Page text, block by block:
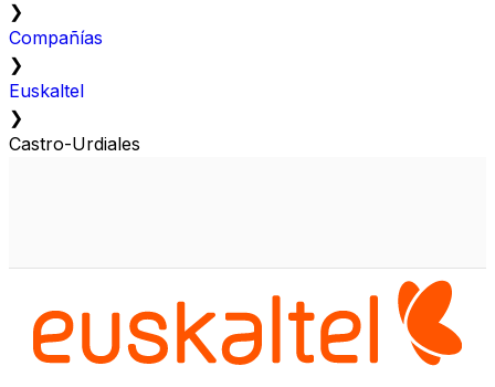
❯
Compañías
❯
Euskaltel
❯
Castro-Urdiales